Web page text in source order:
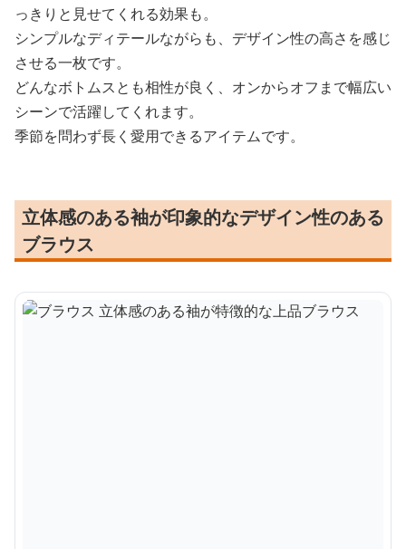
っきりと見せてくれる効果も。
シンプルなディテールながらも、デザイン性の高さを感じ
させる一枚です。
どんなボトムスとも相性が良く、オンからオフまで幅広い
シーンで活躍してくれます。
季節を問わず長く愛用できるアイテムです。
立体感のある袖が印象的なデザイン性のある
ブラウス